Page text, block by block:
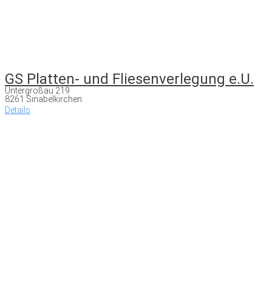
GS Platten- und Fliesenverlegung e.U.
Untergroßau 219
8261 Sinabelkirchen
Details